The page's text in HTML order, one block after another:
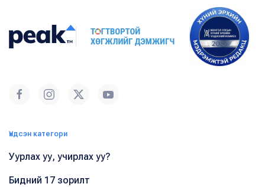
Үндсэн категори
Уурлах уу, учирлах уу?
Бидний 17 зорилт